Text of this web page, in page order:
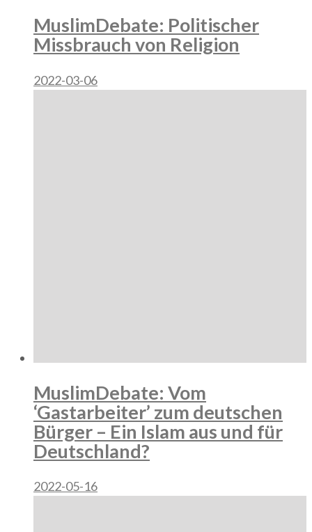
MuslimDebate: Politischer
Missbrauch von Religion
2022-03-06
MuslimDebate: Vom
‘Gastarbeiter’ zum deutschen
Bürger – Ein Islam aus und für
Deutschland?
2022-05-16